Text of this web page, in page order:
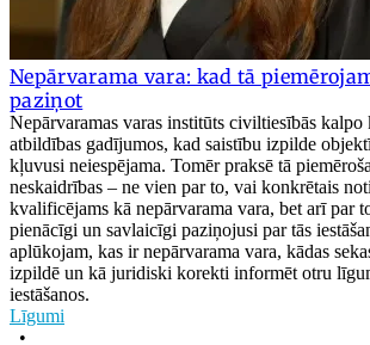
Nepārvarama vara: kad tā
paziņot
Nepārvaramas varas institūts civiltiesībās kalpo
atbildības gadījumos, kad saistību izpilde
kļuvusi neiespējama. Tomēr praksē tā
neskaidrības – ne vien par to, vai konkrētais
kvalificējams kā nepārvarama vara, bet arī par
pienācīgi un savlaicīgi paziņojusi par tās
aplūkojam, kas ir nepārvarama vara, kādas
izpildē un kā juridiski korekti informēt otru
iestāšanos.
Līgumi
•